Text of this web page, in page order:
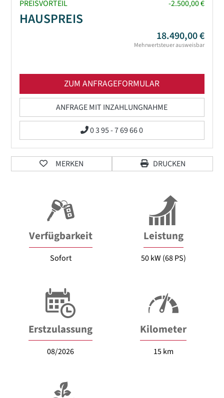
PREISVORTEIL -2.500,00 €
HAUSPREIS
18.490,00 €
Mehrwertsteuer ausweisbar
ZUM ANFRAGEFORMULAR
ANFRAGE MIT INZAHLUNGNAHME
0 3 95 - 7 69 66 0
MERKEN DRUCKEN
Verfügbarkeit
Sofort
Leistung
50 kW (68 PS)
Erstzulassung
08/2026
Kilometer
15 km